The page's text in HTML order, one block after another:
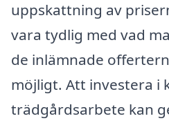
uppskattning av
vara tydlig med vad
de inlämnade
möjligt. Att investera i
trädgårdsarbete kan